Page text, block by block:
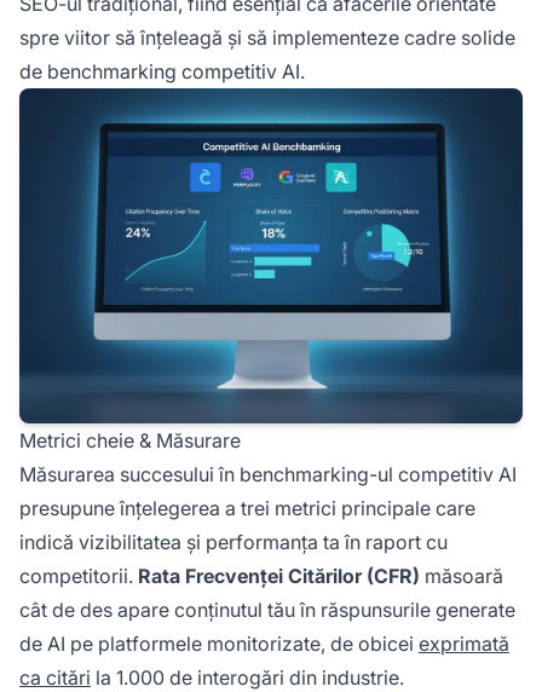
spre viitor să înțeleagă și să implementeze cadre solide
de benchmarking competitiv AI.
Metrici cheie & Măsurare
Măsurarea succesului în benchmarking-ul competitiv AI
presupune înțelegerea a trei metrici principale care
indică vizibilitatea și performanța ta în raport cu
competitorii. Rata Frecvenței Citărilor (CFR) măsoară
cât de des apare conținutul tău în răspunsurile generate
de AI pe platformele monitorizate, de obicei exprimată
ca citări la 1.000 de interogări din industrie.